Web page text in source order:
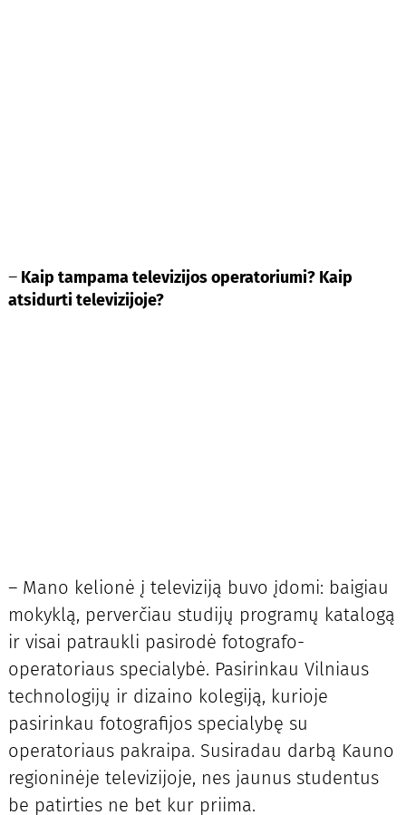
–Kaip tampama televizijos operatoriumi? Kaip
atsidurti televizijoje?
– Mano kelionė į televiziją buvo įdomi: baigiau
mokyklą, perverčiau studijų programų katalogą
ir visai patraukli pasirodė fotografo-
operatoriaus specialybė. Pasirinkau Vilniaus
technologijų ir dizaino kolegiją, kurioje
pasirinkau fotografijos specialybę su
operatoriaus pakraipa. Susiradau darbą Kauno
regioninėje televizijoje, nes jaunus studentus
be patirties ne bet kur priima.